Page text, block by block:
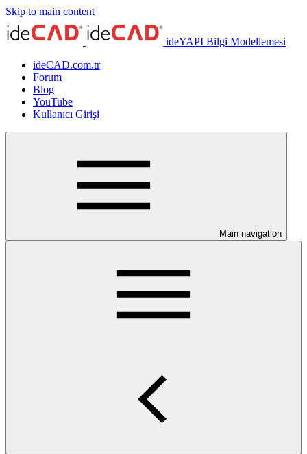
Skip to main content
ideYAPI Bilgi Modellemesi
ideCAD.com.tr
Forum
Blog
YouTube
Kullanıcı Girişi
Main navigation